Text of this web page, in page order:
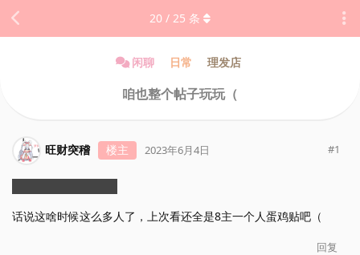
闲聊 日常 理发店
咱也整个帖子玩玩（
20 / 25 条
旺财突稽 楼主 2023年6月4日 #1
话说这啥时候这么多人了，上次看还全是8主一个人蛋鸡贴吧（
回复